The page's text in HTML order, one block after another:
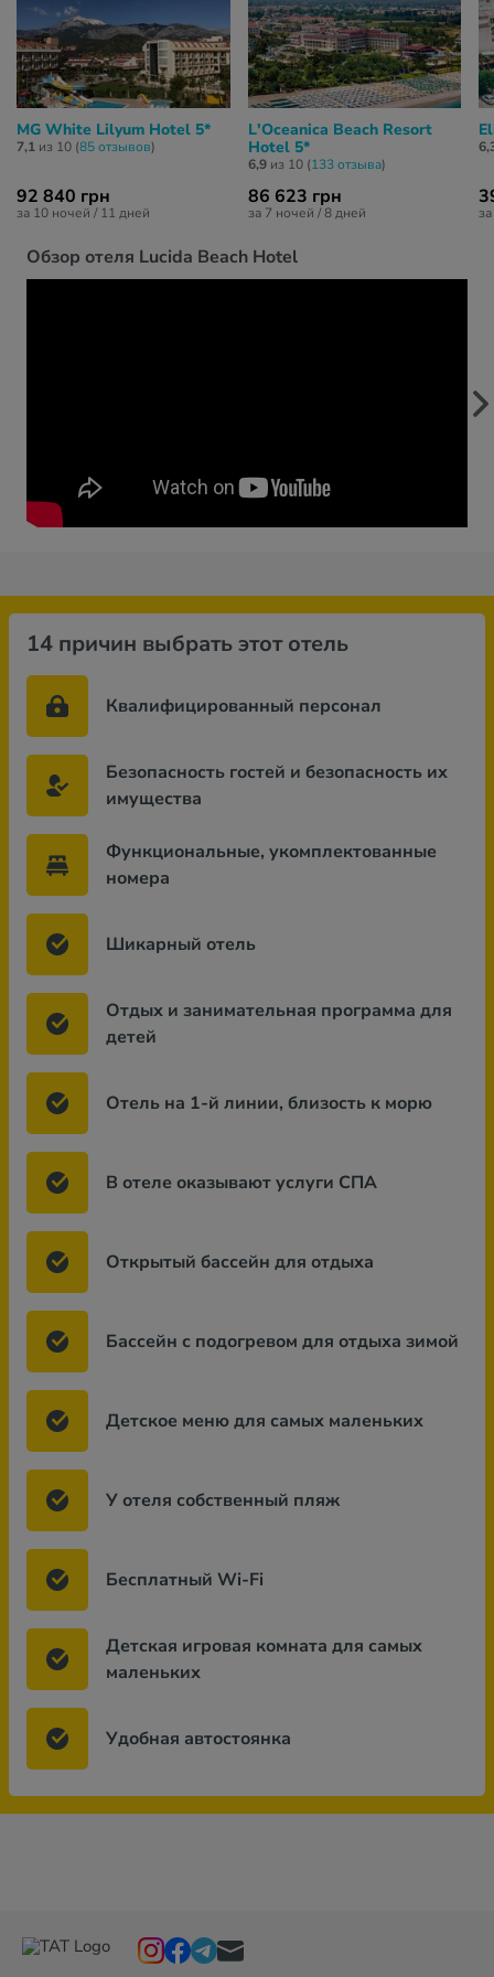
Обзор отеля Lucida Beach Hotel
MG White Lilyum Hotel 5*
7,1 из 10 (85 отзывов)
92 840 грн
за 10 ночей / 11 дней
L'Oceanica Beach Resort
Hotel 5*
6,9из 10 (133 отзывa)
86 623 грн
за 7 ночей / 8 дней
14 причин выбрать этот отель
Квалифицированный персонал
Безопасность гостей и безопасность их
имущества
Функциональные, укомплектованные
номера
Шикарный отель
Отдых и занимательная программа для
детей
Отель на 1-й линии, близость к морю
В отеле оказывают услуги СПА
Открытый бассейн для отдыха
Бассейн с подогревом для отдыха зимой
Детское меню для самых маленьких
У отеля собственный пляж
Бесплатный Wi-Fi
Детская игровая комната для самых
маленьких
Удобная автостоянка